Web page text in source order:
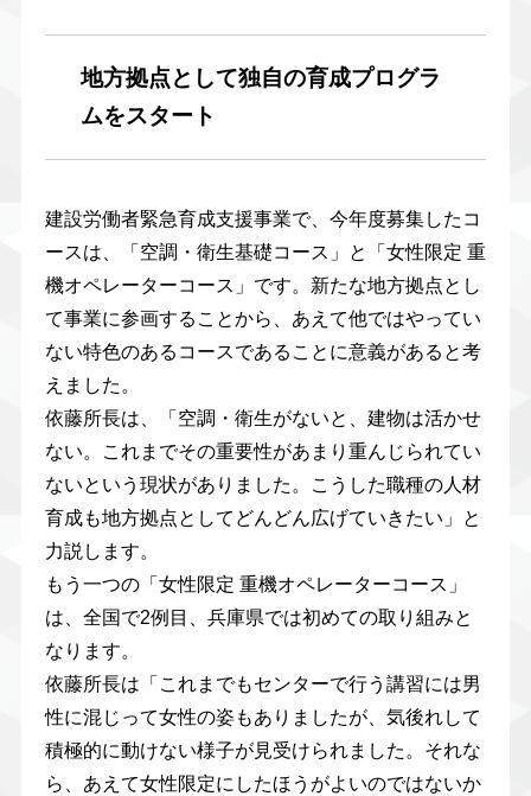
地方拠点として独自の育成プログラ
ムをスタート
建設労働者緊急育成支援事業で、今年度募集したコ
ースは、「空調・衛生基礎コース」と「女性限定 重
機オペレーターコース」です。新たな地方拠点とし
て事業に参画することから、あえて他ではやってい
ない特色のあるコースであることに意義があると考
えました。
依藤所長は、「空調・衛生がないと、建物は活かせ
ない。これまでその重要性があまり重んじられてい
ないという現状がありました。こうした職種の人材
育成も地方拠点としてどんどん広げていきたい」と
力説します。
もう一つの「女性限定 重機オペレーターコース」
は、全国で2例目、兵庫県では初めての取り組みと
なります。
依藤所長は「これまでもセンターで行う講習には男
性に混じって女性の姿もありましたが、気後れして
積極的に動けない様子が見受けられました。それな
ら、あえて女性限定にしたほうがよいのではないか